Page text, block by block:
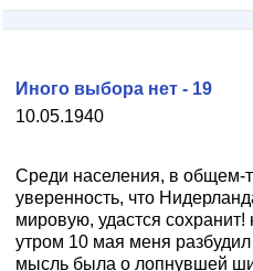
10.05.1940
Иного выбора нет - 19
Среди населения, в общем-
уверенность, что
мировую, удастся сохранит!
утром 10 мая меня
мысль была о лопнувшей